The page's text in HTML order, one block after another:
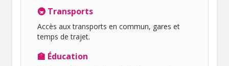
🚇 Transports
Accès aux transports en commun, gares et
temps de trajet.
🏫 Éducation